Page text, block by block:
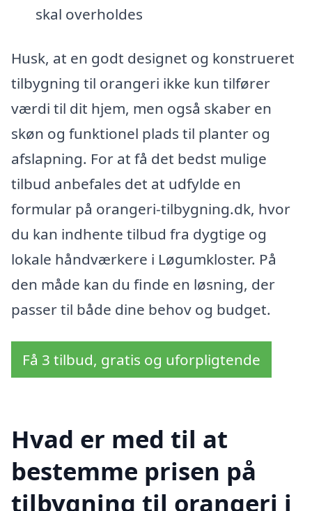
skal overholdes
Husk, at en godt designet og konstrueret
tilbygning til orangeri ikke kun tilfører
værdi til dit hjem, men også skaber en
skøn og funktionel plads til planter og
afslapning. For at få det bedst mulige
tilbud anbefales det at udfylde en
formular på orangeri-tilbygning.dk, hvor
du kan indhente tilbud fra dygtige og
lokale håndværkere i Løgumkloster. På
den måde kan du finde en løsning, der
passer til både dine behov og budget.
Få 3 tilbud, gratis og uforpligtende
Hvad er med til at
bestemme prisen på
tilbygning til orangeri i